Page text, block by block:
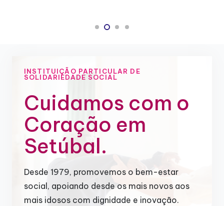
INSTITUIÇÃO PARTICULAR DE
SOLIDARIEDADE SOCIAL
Cuidamos com o
Coração em
Setúbal.
Desde 1979, promovemos o bem-estar
social, apoiando desde os mais novos aos
mais idosos com dignidade e inovação.